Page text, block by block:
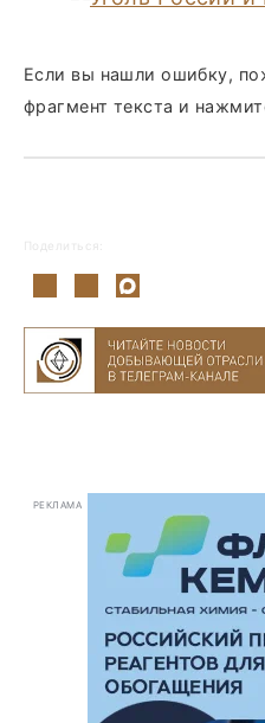
Если вы нашли ошибку,
фрагмент текста и
Поделиться:
РЕКЛАМА